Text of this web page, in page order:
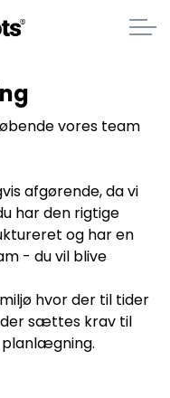
vores team
afgørende, da vi
har den rigtige
og har en
- du vil blive
hvor der til tider
sættes krav til